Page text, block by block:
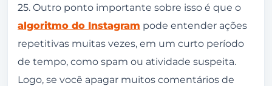
25. Outro ponto importante sobre isso é que o
algoritmo do Instagram pode entender ações
repetitivas muitas vezes, em um curto período
de tempo, como spam ou atividade suspeita.
Logo, se você apagar muitos comentários de